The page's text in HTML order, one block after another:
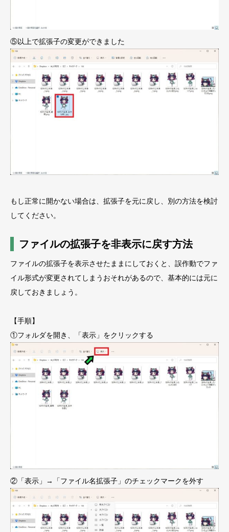
⑤以上で拡張子の変更ができました
もし正常に開かない場合は、拡張子を元に戻し、別の方法を検討
してください。
ファイルの拡張子を非表示に戻す方法
ファイルの拡張子を表示させたままにしておくと、誤作動でファ
イル形式が変更されてしまうおそれがあるので、基本的には元に
戻しておきましょう。
【手順】
①フォルダを開き、「表示」をクリックする
②「表示」→「ファイル名拡張子」のチェックマークを外す